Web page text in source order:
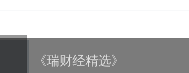
《瑞财经精选》